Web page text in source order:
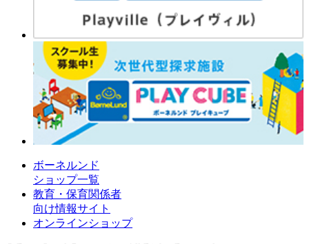
ボーネルンド
ショップ一覧
教育・保育関係者
向け情報サイト
オンラインショップ